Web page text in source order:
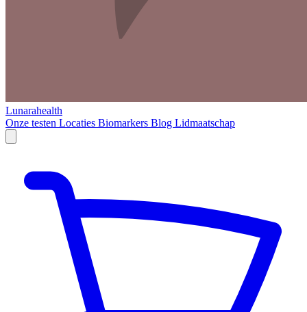
Lunarahealth
Onze testen Locaties Biomarkers Blog Lidmaatschap